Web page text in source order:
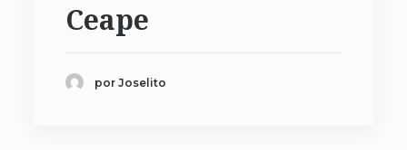
Ceape
por Joselito